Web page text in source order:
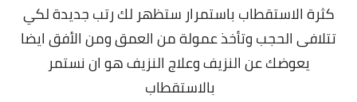
كثرة الاستقطاب باستمرار ستظهر لك رتب جديدة لكي
تتلافى الحجب وتأخذ عمولة من العمق ومن الأفقايضا
يعوضك عن النزيف وعلاج النزيف هو ان نستمر
بالاستقطاب